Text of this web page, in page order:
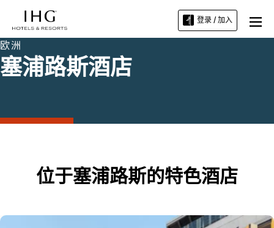
登录 / 加入
欧洲
塞浦路斯酒店
位于塞浦路斯的特色酒店